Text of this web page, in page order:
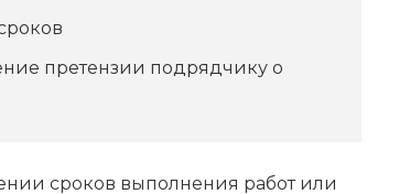
претензии подрядчику о
сроков выполнения работ или